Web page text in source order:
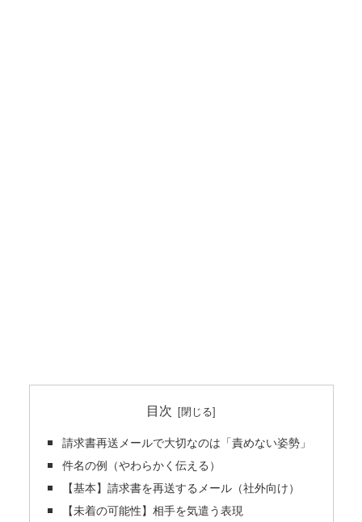
目次
請求書再送メールで大切なのは「責めない姿勢」
件名の例（やわらかく伝える）
【基本】請求書を再送するメール（社外向け）
【未着の可能性】相手を気遣う表現